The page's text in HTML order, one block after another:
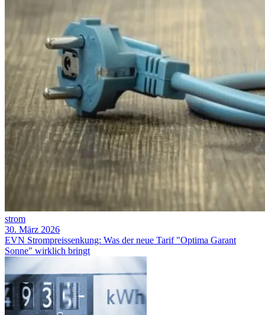
strom
30. März 2026
EVN Strompreissenkung: Was der neue Tarif "Optima Garant
Sonne" wirklich bringt